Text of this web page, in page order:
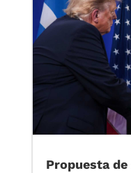
Propuesta de